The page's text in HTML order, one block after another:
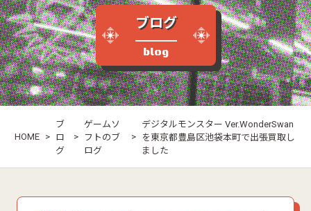
ブログ
blog
HOME >
ブ
ロ
グ
>
ゲームソ
フトのブ
ログ
>
デジタルモンスター Ver.WonderSwan
を東京都豊島区池袋本町で出張買取し
ました